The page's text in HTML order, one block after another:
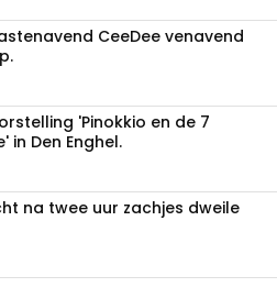
CeeDee venavend
'Pinokkio en de 7
in Den Enghel.
na twee uur zachjes dweile